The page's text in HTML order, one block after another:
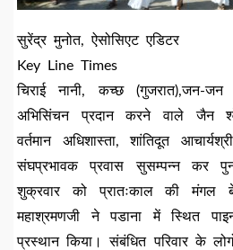
सुरेंद्र मुनोत, ऐसोसिएट एडिटर
Key Line Times
चिराई नानी, कच्छ (गुजरात),जन-
अभिसिंचन प्रदान करने वाले जैन
वर्तमान अधिशास्ता, शांतिदूत
संघप्रभावक प्रवास सुसम्पन्न कर
शुक्रवार को प्रातःकाल की मंगल
महाश्रमणजी ने पडाना में स्थित
प्रस्थान किया। संबंधित परिवार के